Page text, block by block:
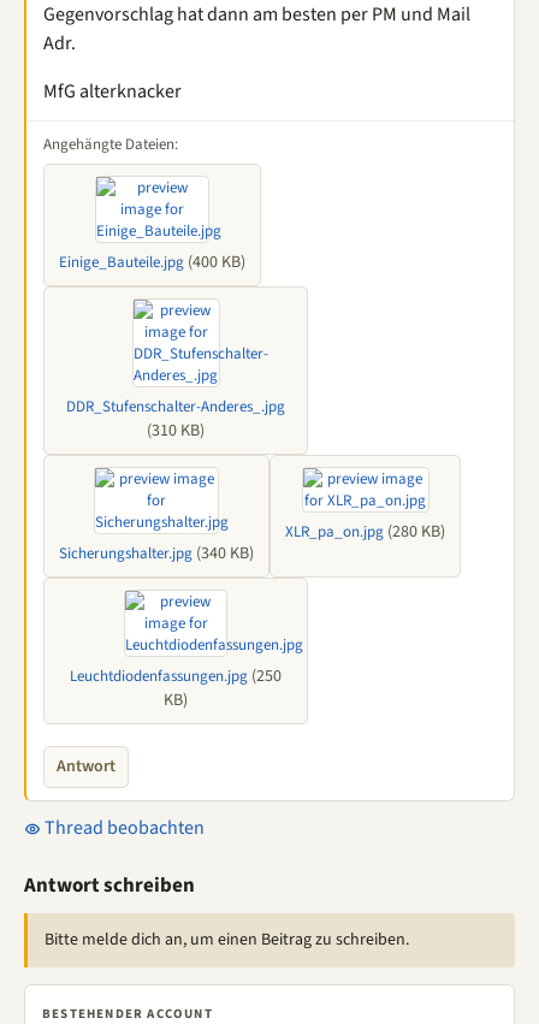
Gegenvorschlag hat dann am besten per PM und Mail
Adr.
MfG alterknacker
Angehängte Dateien:
Einige_Bauteile.jpg (400 KB)
DDR_Stufenschalter-Anderes_.jpg
(310 KB)
Sicherungshalter.jpg (340 KB)
XLR_pa_on.jpg (280 KB)
Leuchtdiodenfassungen.jpg (250
KB)
Antwort
Thread beobachten
Antwort schreiben
Bitte melde dich an, um einen Beitrag zu schreiben.
BESTEHENDER ACCOUNT